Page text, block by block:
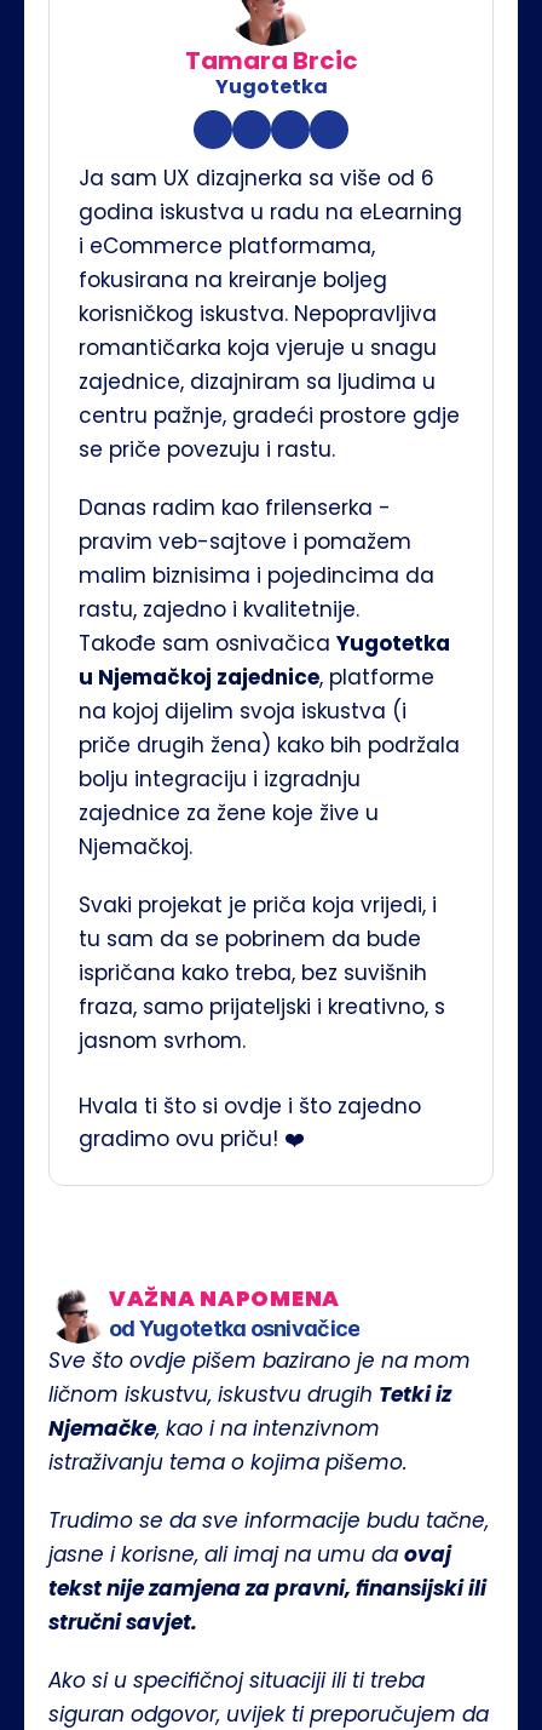
Tamara Brcic
Yugotetka
Ja sam UX dizajnerka sa više od 6
godina iskustva u radu na eLearning
i eCommerce platformama,
fokusirana na kreiranje boljeg
korisničkog iskustva. Nepopravljiva
romantičarka koja vjeruje u snagu
zajednice, dizajniram sa ljudima u
centru pažnje, gradeći prostore gdje
se priče povezuju i rastu.
Danas radim kao frilenserka -
pravim veb-sajtove i pomažem
malim biznisima i pojedincima da
rastu, zajedno i kvalitetnije.
Takođe sam osnivačica Yugotetka
u Njemačkoj zajednice, platforme
na kojoj dijelim svoja iskustva (i
priče drugih žena) kako bih podržala
bolju integraciju i izgradnju
zajednice za žene koje žive u
Njemačkoj.
Svaki projekat je priča koja vrijedi, i
tu sam da se pobrinem da bude
ispričana kako treba, bez suvišnih
fraza, samo prijateljski i kreativno, s
jasnom svrhom.
Hvala ti što si ovdje i što zajedno
gradimo ovu priču! ❤️
VAŽNA NAPOMENA
od Yugotetka osnivačice
Sve što ovdje pišem bazirano je na mom
ličnom iskustvu, iskustvu drugih Tetki iz
Njemačke, kao i na intenzivnom
istraživanju tema o kojima pišemo.
Trudimo se da sve informacije budu tačne,
jasne i korisne, ali imaj na umu da ovaj
tekst nije zamjena za pravni, finansijski ili
stručni savjet.
Ako si u specifičnoj situaciji ili ti treba
siguran odgovor, uvijek ti preporučujem da